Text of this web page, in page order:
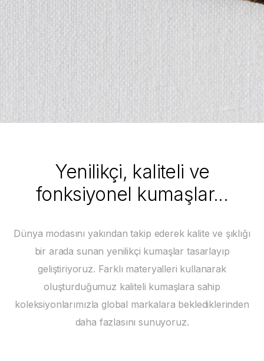
Yenilikçi, kaliteli ve
fonksiyonel kumaşlar...
Dünya modasını yakından takip ederek kalite ve şıklığı
bir arada sunan yenilikçi kumaşlar tasarlayıp
geliştiriyoruz. Farklı materyalleri kullanarak
oluşturduğumuz kaliteli kumaşlara sahip
koleksiyonlarımızla global markalara beklediklerinden
daha fazlasını sunuyoruz.